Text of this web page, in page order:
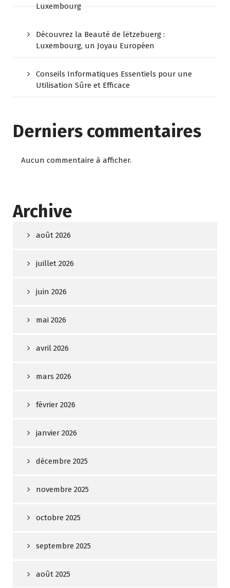
Luxembourg
Découvrez la Beauté de lëtzebuerg :
Luxembourg, un Joyau Européen
Conseils Informatiques Essentiels pour une
Utilisation Sûre et Efficace
Derniers commentaires
Aucun commentaire à afficher.
Archive
août 2026
juillet 2026
juin 2026
mai 2026
avril 2026
mars 2026
février 2026
janvier 2026
décembre 2025
novembre 2025
octobre 2025
septembre 2025
août 2025